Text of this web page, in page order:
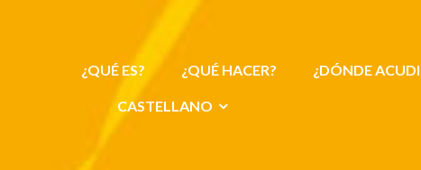
¿QUÉ ES? ¿QUÉ HACER? ¿DÓNDE
CASTELLANO